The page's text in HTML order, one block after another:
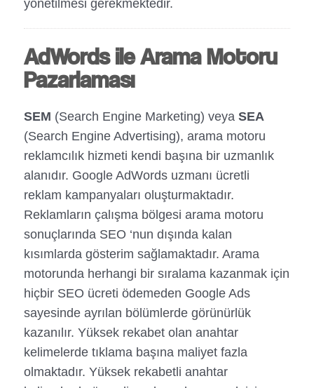
yönetilmesi gerekmektedir.
AdWords ile Arama Motoru
Pazarlaması
SEM (Search Engine Marketing) veya SEA
(Search Engine Advertising), arama motoru
reklamcılık hizmeti kendi başına bir uzmanlık
alanıdır. Google AdWords uzmanı ücretli
reklam kampanyaları oluşturmaktadır.
Reklamların çalışma bölgesi arama motoru
sonuçlarında SEO ‘nun dışında kalan
kısımlarda gösterim sağlamaktadır. Arama
motorunda herhangi bir sıralama kazanmak için
hiçbir SEO ücreti ödemeden Google Ads
sayesinde ayrılan bölümlerde görünürlük
kazanılır. Yüksek rekabet olan anahtar
kelimelerde tıklama başına maliyet fazla
olmaktadır. Yüksek rekabetli anahtar